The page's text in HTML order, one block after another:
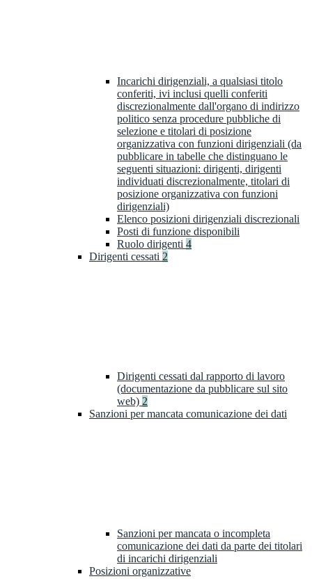
Incarichi dirigenziali, a qualsiasi titolo
conferiti, ivi inclusi quelli conferiti
discrezionalmente dall'organo di indirizzo
politico senza procedure pubbliche di
selezione e titolari di posizione
organizzativa con funzioni dirigenziali (da
pubblicare in tabelle che distinguano le
seguenti situazioni: dirigenti, dirigenti
individuati discrezionalmente, titolari di
posizione organizzativa con funzioni
dirigenziali)
Elenco posizioni dirigenziali discrezionali
Posti di funzione disponibili
Ruolo dirigenti 4
Dirigenti cessati 2
Dirigenti cessati dal rapporto di lavoro
(documentazione da pubblicare sul sito
web) 2
Sanzioni per mancata comunicazione dei dati
Sanzioni per mancata o incompleta
comunicazione dei dati da parte dei titolari
di incarichi dirigenziali
Posizioni organizzative